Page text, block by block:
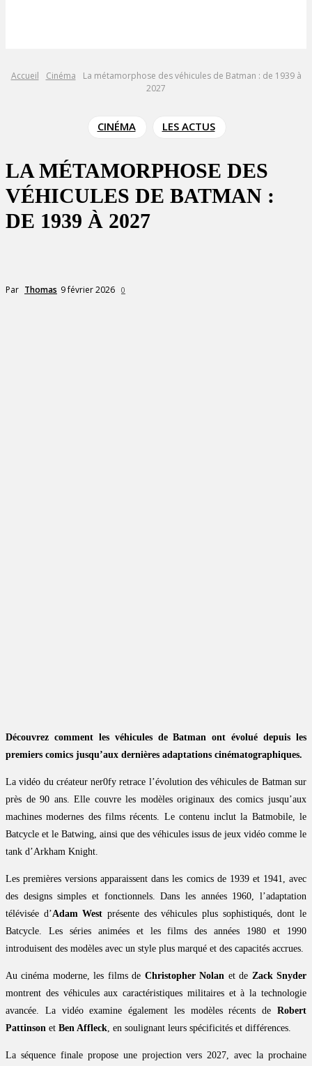
Accueil Cinéma
La métamorphose des véhicules de Batman : de 1939 à
2027
CINÉMA LES ACTUS
LA MÉTAMORPHOSE DES
VÉHICULES DE BATMAN :
DE 1939 À 2027
Par Thomas 9 février 2026 0
Découvrez comment les véhicules de Batman ont évolué depuis les
premiers comics jusqu’aux dernières adaptations cinématographiques.
La vidéo du créateur ner0fy retrace l’évolution des véhicules de Batman sur
près de 90 ans. Elle couvre les modèles originaux des comics jusqu’aux
machines modernes des films récents. Le contenu inclut la Batmobile, le
Batcycle et le Batwing, ainsi que des véhicules issus de jeux vidéo comme le
tank d’Arkham Knight.
Les premières versions apparaissent dans les comics de 1939 et 1941, avec
des designs simples et fonctionnels. Dans les années 1960, l’adaptation
télévisée d’Adam West présente des véhicules plus sophistiqués, dont le
Batcycle. Les séries animées et les films des années 1980 et 1990
introduisent des modèles avec un style plus marqué et des capacités accrues.
Au cinéma moderne, les films de Christopher Nolan et de Zack Snyder
montrent des véhicules aux caractéristiques militaires et à la technologie
avancée. La vidéo examine également les modèles récents de Robert
Pattinson et Ben Affleck, en soulignant leurs spécificités et différences.
La séquence finale propose une projection vers 2027, avec la prochaine